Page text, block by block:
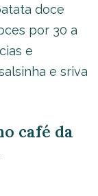
doce
por 30 a
e
e sriva
café da